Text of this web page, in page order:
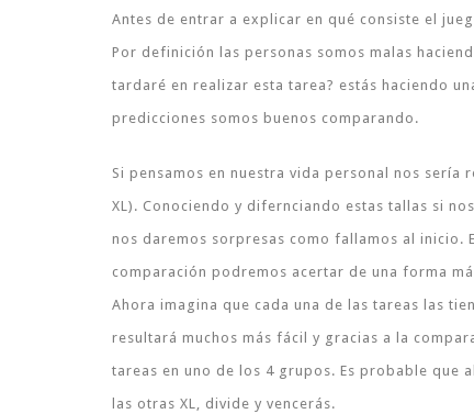
Antes de entrar a explicar en qué consiste el
Por definición las personas somos malas
tardaré en realizar esta tarea? estás haciendo
predicciones somos buenos comparando.
Si pensamos en nuestra vida personal nos sería
XL). Conociendo y difernciando estas tallas si
nos daremos sorpresas como fallamos al inicio.
comparación podremos acertar de una forma
Ahora imagina que cada una de las tareas las
resultará muchos más fácil y gracias a la
tareas en uno de los 4 grupos. Es probable que
las otras XL, divide y vencerás.